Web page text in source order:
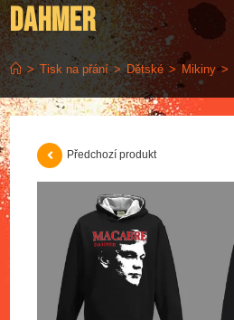
Dahmer
> Tisk na přání > Dětské > Mikiny >
Předchozí produkt